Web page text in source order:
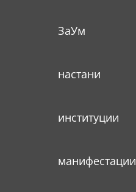
ЗаУм
настани
институции
манифестации